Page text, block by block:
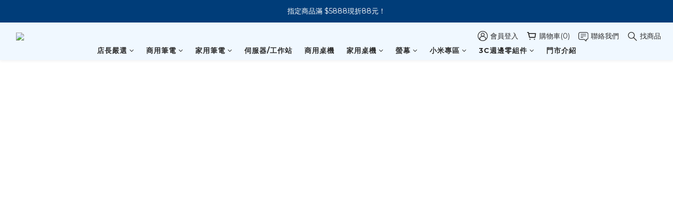
新會員下單 送 7-11 美式咖啡
指定商品滿 $5888現折88元！
會員登入 購物車(0) 聯絡我們
找商品
店長嚴選
商用筆電 家用筆電 伺服器/工作站 商用桌機 家用桌機 螢幕 小米專區 3C週邊零組件 門市介紹